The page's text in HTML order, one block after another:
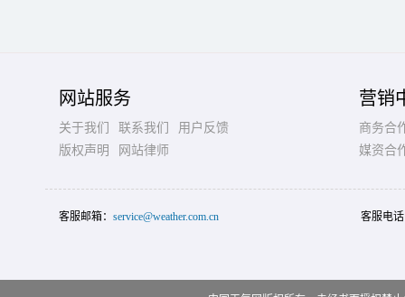
网站服务
关于我们 联系我们
用户反馈
版权声明
网站律师
营销
商务合
媒资合
客服邮箱： service@weather.com.cn 客服电